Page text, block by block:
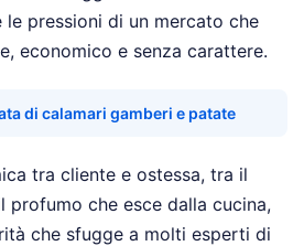
le pressioni di un mercato che
economico e senza carattere.
di calamari gamberi e patate
tra cliente e ostessa, tra il
profumo che esce dalla cucina,
che sfugge a molti esperti di